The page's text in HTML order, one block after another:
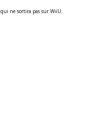
qui ne sortira pas sur WiiU.